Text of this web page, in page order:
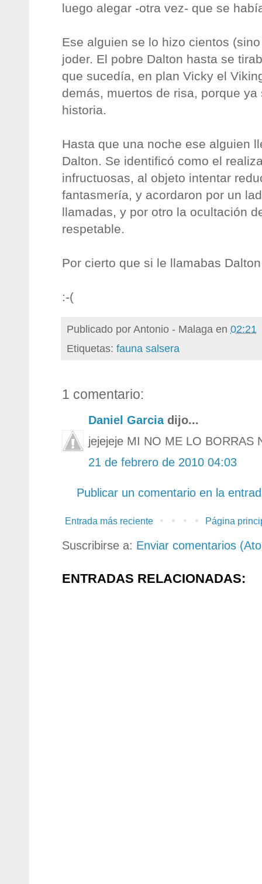
luego alegar -otra vez- que se
Ese alguien se lo hizo cientos
joder. El pobre Dalton hasta se
que sucedía, en plan Vicky el
demás, muertos de risa, porque
historia.
Hasta que una noche ese alguien
Dalton. Se identificó como el
infructuosas, al objeto intentar
fantasmería, y acordaron por un
llamadas, y por otro la ocultación
respetable.
Por cierto que si le llamabas
:-(
Publicado porAntonio - Malaga en 02:21
Etiquetas: fauna salsera
1 comentario:
Daniel Garciadijo...
jejejeje MI NO ME LO BORRAS
21 de febrero de 2010 04:03
Publicar un comentario en la
Entrada más reciente Página
Suscribirse a: Enviar comentarios
ENTRADAS RELACIONADAS: